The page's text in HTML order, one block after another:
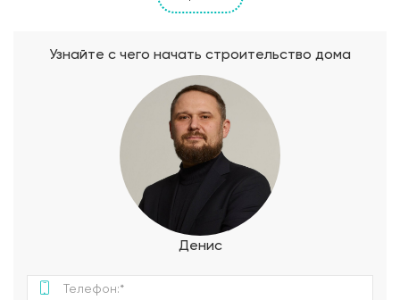
облицовочном кирпиче коричневых тонов и к фасадной
двухэтажного коттеджа настолько хороши, что хочется
первом этаже дома разместились просторная кухня-
гостиная с выходом на террасу, спальная комната для
гостей, тамбур, котельная, санузел. Второй этаж — это
место сна и отдыха, здесь 4 спальные комнаты, небольшой
холл и санузел. Проект «Ника» разработан для семьи из 5-6
Узнайте с чего начать строительство дома
Денис